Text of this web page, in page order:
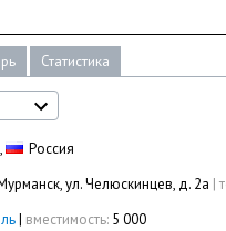
Статистика
Россия
ул. Челюскинцев, д. 2а |
| вместимость: 5 000